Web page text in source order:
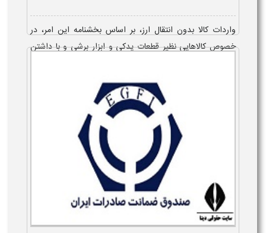
واردات کالا بدون انتقال ارز، بر اساس بخشنامه این امر، در
خصوص کالاهایی نظیر قطعات يدكی و ابزار برشی و با داشتن
این کالاها، با مراجعه به س...